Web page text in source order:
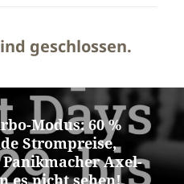
geschlossen.
Modus: 60 %
Strompreise,
Panikmacher Axel-